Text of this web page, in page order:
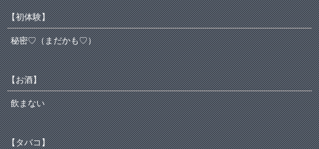
【初体験】
秘密♡（まだかも♡）
【お酒】
飲まない
【タバコ】